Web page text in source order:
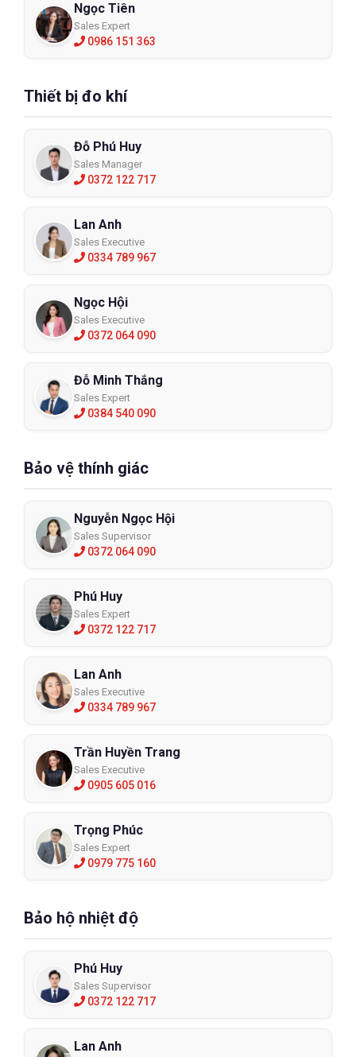
Ngọc Tiên
Sales Expert
0986 151 363
Thiết bị đo khí
Đỗ Phú Huy
Sales Manager
0372 122 717
Lan Anh
Sales Executive
0334 789 967
Ngọc Hội
Sales Executive
0372 064 090
Đỗ Minh Thắng
Sales Expert
0384 540 090
Bảo vệ thính giác
Nguyễn Ngọc Hội
Sales Supervisor
0372 064 090
Phú Huy
Sales Expert
0372 122 717
Lan Anh
Sales Executive
0334 789 967
Trần Huyền Trang
Sales Executive
0905 605 016
Trọng Phúc
Sales Expert
0979 775 160
Bảo hộ nhiệt độ
Phú Huy
Sales Supervisor
0372 122 717
Lan Anh